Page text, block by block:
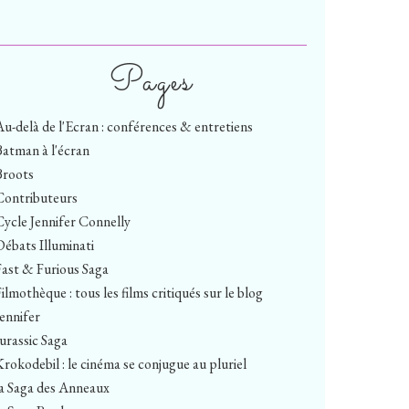
Pages
delà de l'Ecran : conférences & entretiens
à l'écran
Jennifer Connelly
Illuminati
& Furious Saga
: tous les films critiqués sur le blog
Saga
: le cinéma se conjugue au pluriel
Saga des Anneaux